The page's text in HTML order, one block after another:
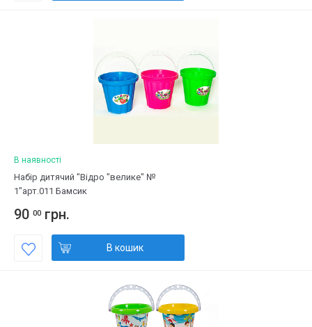
В наявності
Набір дитячий "Відро "велике" №
1"арт.011 Бамсик
90 00 грн.
В кошик